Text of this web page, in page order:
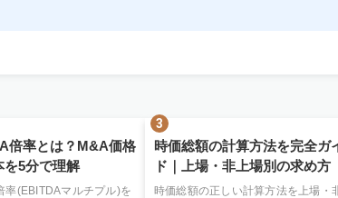
倍率とは？M&A価格
を5分で理解
率(EBITDAマルチプル)を
時価総額の計算方法を完全ガ
ド｜上場・非上場別の求め方
時価総額の正しい計算方法を上場・